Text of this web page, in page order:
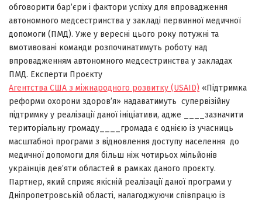
обговорити бар’єри і фактори успіху для впровадження
автономного медсестринства у закладі первинної медичної
допомоги (ПМД). Уже у вересні цього року потужні та
вмотивовані команди розпочинатимуть роботу над
впровадженням автономного медсестринства у закладах
ПМД. Експерти Проєкту
Агентства США з міжнародного розвитку (USAID) «Підтримка
реформи охорони здоров’я» надаватимуть супервізійну
підтримку у реалізації даної ініціативи, адже ____зазначити
територіальну громаду____громада є однією із учасниць
масштабної програми з відновлення доступу населення до
медичної допомоги для більш ніж чотирьох мільйонів
українців дев’яти областей в рамках даного проєкту.
Партнер, який сприяє якісній реалізації даної програми у
Дніпропетровській області, налагоджуючи співпрацю із